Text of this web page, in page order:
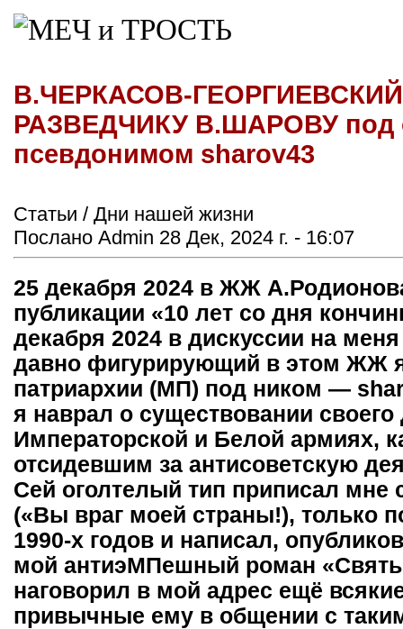
В.ЧЕРКАСОВ-
РАЗВЕДЧИКУ В.ШАРОВУ под
псевдонимом sharov43
Статьи / Дни нашей жизни
Послано Admin 28 Дек, 2024 г. - 16:07
25 декабря 2024 в ЖЖ
публикации «10 лет со дня
декабря 2024 в дискуссии на
давно фигурирующий в этом ЖЖ
патриархии (МП) под ником —
я наврал о существовании
Императорской и Белой армиях,
отсидевшим за антисоветскую
Сей оголтелый тип приписал мне
(«Вы враг моей страны!), только
1990-х годов и написал,
мой антиэМПешный роман
наговорил в мой адрес ещё
привычные ему в общении с